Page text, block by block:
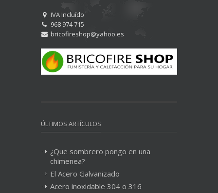
IVA Incluído
968 974 715
bricofireshop@yahoo.es
ÚLTIMOS ARTÍCULOS
¿Que sombrero pongo en una
chimenea?
El Acero Galvanizado
Acero inoxidable 304 o 316